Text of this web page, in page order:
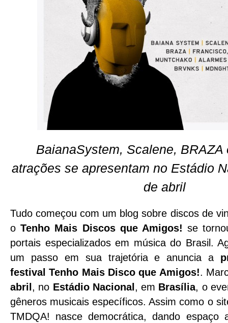
BaianaSystem, Scalene, BRAZA
atrações se apresentam no Estádio
de abril
Tudo começou com um blog sobre discos de
oTenho Mais Discos que Amigos! se
portais especializados em música do Brasil.
um passo em sua trajetória e anuncia a
festival Tenho Mais Disco que Amigos!.
abril , no Estádio Nacional , em Brasília, o
gêneros musicais específicos. Assim como o
TMDQA! nasce democrática, dando espaço